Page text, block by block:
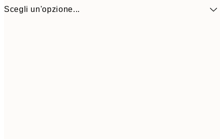
Scegli un'opzione...